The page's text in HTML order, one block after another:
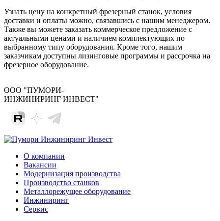
Узнать цену на конкретный фрезерный станок, условия
доставки и оплаты можно, связавшись с нашим менеджером.
Также вы можете заказать коммерческое предложение с
актуальными ценами и наличием комплектующих по
выбранному типу оборудования. Кроме того, нашим
заказчикам доступны лизинговые программы и рассрочка на
фрезерное оборудование.
ООО "ПУМОРИ-
ИНЖИНИРИНГ ИНВЕСТ"
О компании
Вакансии
Модернизация производства
Производство станков
Металлорежущее оборудование
Инжиниринг
Сервис